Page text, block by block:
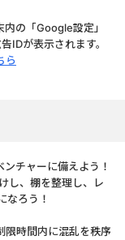
の「Google設定」
IDが表示されます。
ら
チャーに備えよう！
し、棚を整理し、レ
なろう！
限時間内に混乱を秩序